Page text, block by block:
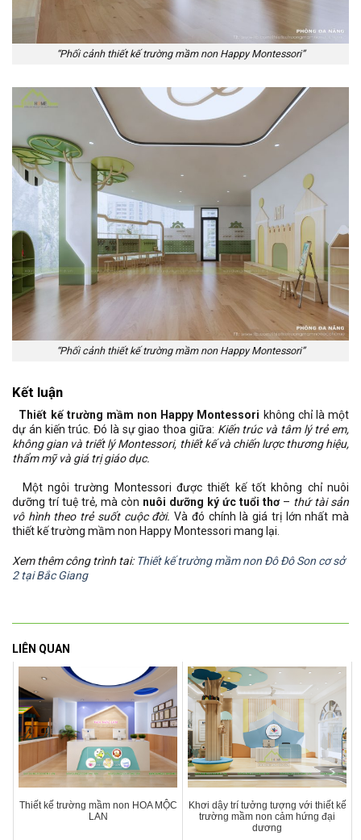
“Phối cảnh thiết kế trường mầm non Happy Montessori”
“Phối cảnh thiết kế trường mầm non Happy Montessori”
Kết luận
Thiết kế trường mầm non Happy Montessori không chỉ là một
dự án kiến trúc. Đó là sự giao thoa giữa: Kiến trúc và tâm lý trẻ em,
không gian và triết lý Montessori, thiết kế và chiến lược thương hiệu,
thẩm mỹ và giá trị giáo dục.
Một ngôi trường Montessori được thiết kế tốt không chỉ nuôi
dưỡng trí tuệ trẻ, mà còn nuôi dưỡng ký ức tuổi thơ– thứ tài sản
vô hình theo trẻ suốt cuộc đời. Và đó chính là giá trị lớn nhất mà
thiết kế trường mầm non Happy Montessori mang lại.
Xem thêm công trình tai: Thiết kế trường mầm non Đô Đô Son cơ sở
2 tại Bắc Giang
LIÊN QUAN
Thiết kế trường mầm non HOA MỘC
LAN
Khơi dậy trí tưởng tượng với thiết kế
trường mầm non cảm hứng đại
dương